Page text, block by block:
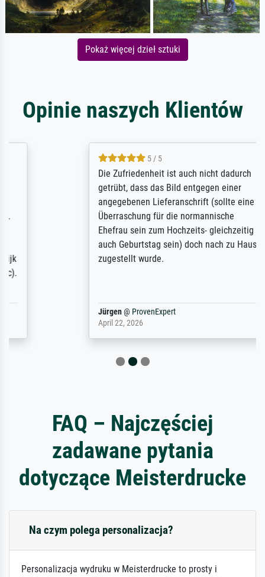
Pokaż więcej dzieł sztuki
Opinie naszych Klientów
5 / 5
Die Zufriedenheit ist auch nicht dadurch
getrübt, dass das Bild entgegen einer
angegebenen Lieferanschrift (sollte eine
Überraschung für die normannische
Ehefrau sein zum Hochzeits- gleichzeitig
auch Geburtstag sein) doch nach zu Hause
zugestellt wurde.
ProvenExpert
FAQ – Najczęściej
zadawane pytania
dotyczące Meisterdrucke
Na czym polega personalizacja?
Personalizacja wydruku w Meisterdrucke to prosty i